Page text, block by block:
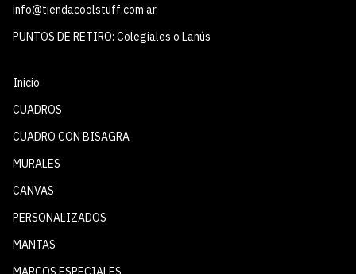
info@tiendacoolstuff.com.ar
PUNTOS DE RETIRO: Colegiales o Lanús
Inicio
CUADROS
CUADRO CON BISAGRA
MURALES
CANVAS
PERSONALIZADOS
MANTAS